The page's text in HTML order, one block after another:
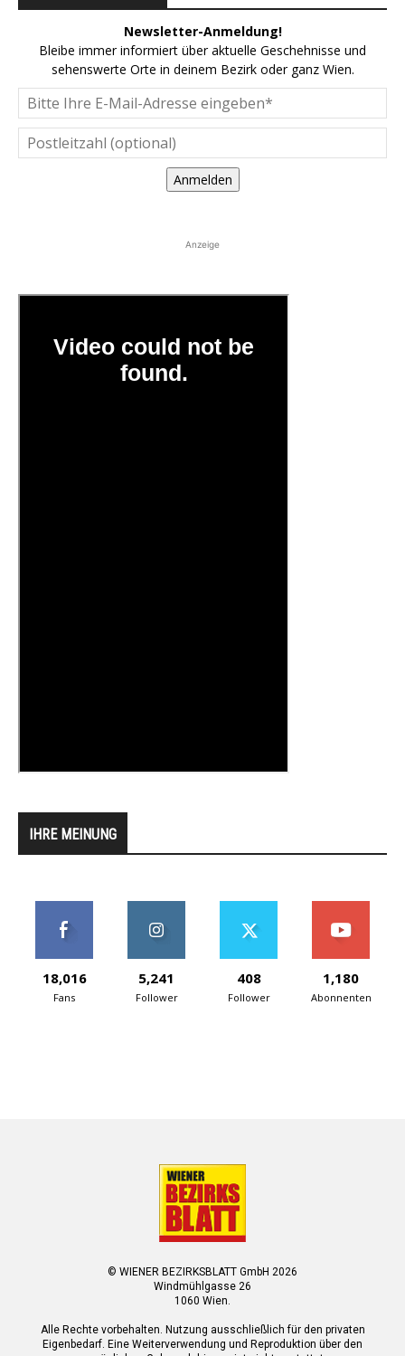
Newsletter-Anmeldung!
Bleibe immer informiert über aktuelle Geschehnisse und
sehenswerte Orte in deinem Bezirk oder ganz Wien.
Anmelden
Anzeige
IHRE MEINUNG
18,016
Fans
5,241
Follower
408
Follower
1,180
Abonnenten
© WIENER BEZIRKSBLATT GmbH 2026
Windmühlgasse 26
1060 Wien.
Alle Rechte vorbehalten. Nutzung ausschließlich für den privaten
Eigenbedarf. Eine Weiterverwendung und Reproduktion über den